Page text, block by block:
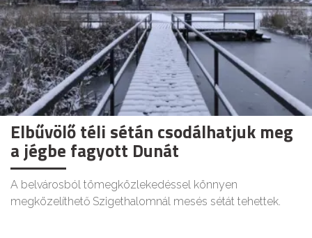
Elbűvölő téli sétán csodálhatjuk meg
a jégbe fagyott Dunát
A belvárosból tömegközlekedéssel könnyen
megközelíthető Szigethalomnál mesés sétát tehettek.